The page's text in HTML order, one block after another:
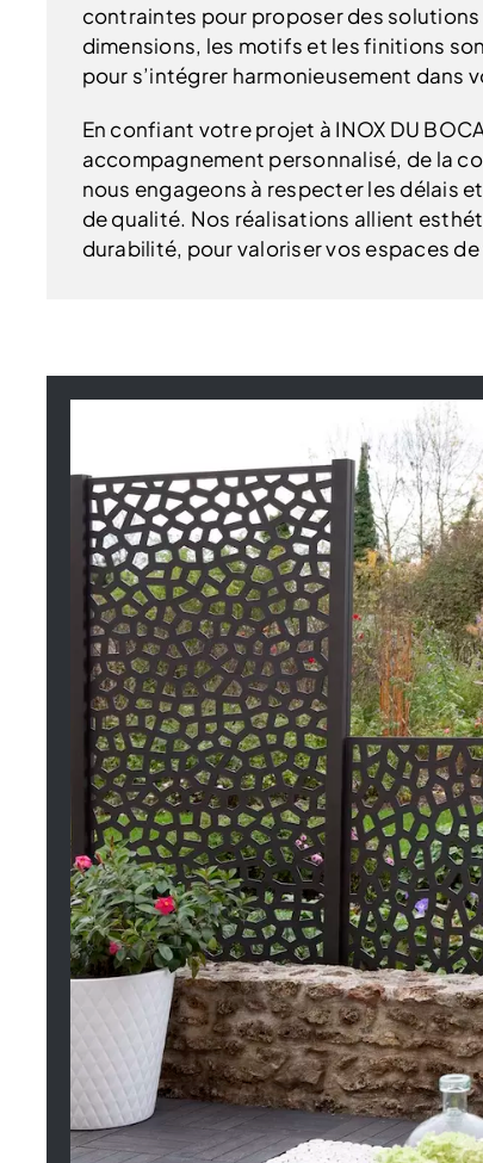
contraintes pour proposer des solutions
dimensions, les motifs et les finitions
pour s’intégrer harmonieusement dans
En confiant votre projet à INOX DU
accompagnement personnalisé, de la
nous engageons à respecter les délais
de qualité. Nos réalisations allient
durabilité, pour valoriser vos espaces de